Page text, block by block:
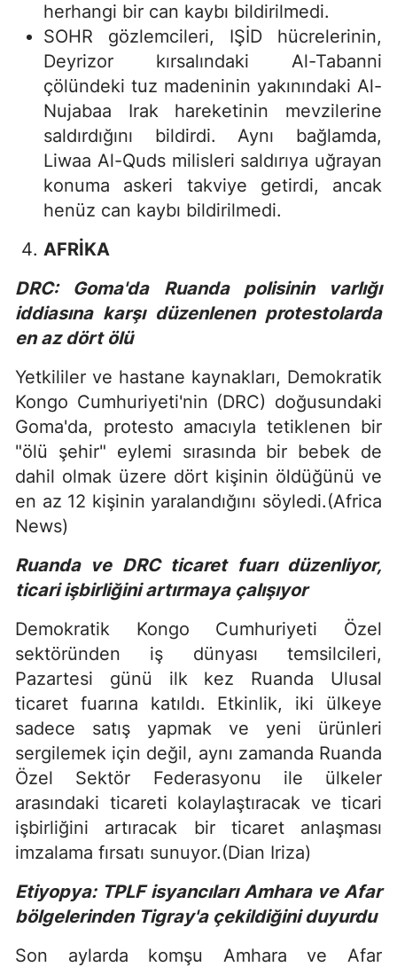
herhangi bir can kaybı bildirilmedi.
SOHR gözlemcileri, IŞİD hücrelerinin,
Deyrizor kırsalındaki Al-Tabanni
çölündeki tuz madeninin yakınındaki Al-
Nujabaa Irak hareketinin mevzilerine
saldırdığını bildirdi. Aynı bağlamda,
Liwaa Al-Quds milisleri saldırıya uğrayan
konuma askeri takviye getirdi, ancak
henüz can kaybı bildirilmedi.
AFRİKA
DRC: Goma'da Ruanda polisinin varlığı
iddiasına karşı düzenlenen protestolarda
en az dört ölü
Yetkililer ve hastane kaynakları, Demokratik
Kongo Cumhuriyeti'nin (DRC) doğusundaki
Goma'da, protesto amacıyla tetiklenen bir
"ölü şehir" eylemi sırasında bir bebek de
dahil olmak üzere dört kişinin öldüğünü ve
en az 12 kişinin yaralandığını söyledi.(Africa
News)
Ruanda ve DRC ticaret fuarı düzenliyor,
ticari işbirliğini artırmaya çalışıyor
Demokratik Kongo Cumhuriyeti Özel
sektöründen iş dünyası temsilcileri,
Pazartesi günü ilk kez Ruanda Ulusal
ticaret fuarına katıldı. Etkinlik, iki ülkeye
sadece satış yapmak ve yeni ürünleri
sergilemek için değil, aynı zamanda Ruanda
Özel Sektör Federasyonu ile ülkeler
arasındaki ticareti kolaylaştıracak ve ticari
işbirliğini artıracak bir ticaret anlaşması
imzalama fırsatı sunuyor.(Dian Iriza)
Etiyopya: TPLF isyancıları Amhara ve Afar
bölgelerinden Tigray'a çekildiğini duyurdu
Son aylarda komşu Amhara ve Afar